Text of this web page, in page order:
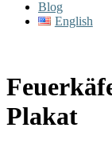
Blog
English
Plakat